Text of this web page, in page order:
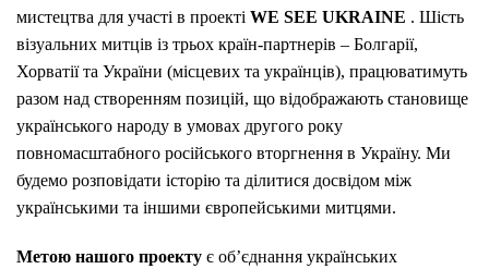
мистецтва для участі в проекті WE SEE UKRAINE . Шість
візуальних митців із трьох країн-партнерів – Болгарії,
Хорватії та України (місцевих та українців), працюватимуть
разом над створенням позицій, що відображають становище
українського народу в умовах другого року
повномасштабного російського вторгнення в Україну. Ми
будемо розповідати історію та ділитися досвідом між
українськими та іншими європейськими митцями.
Метою нашого проекту є об’єднання українських